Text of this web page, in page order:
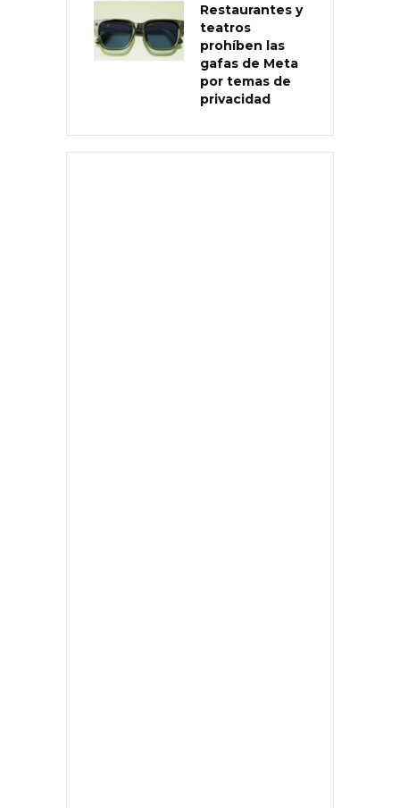
Restaurantes y
teatros
prohíben las
gafas de Meta
por temas de
privacidad